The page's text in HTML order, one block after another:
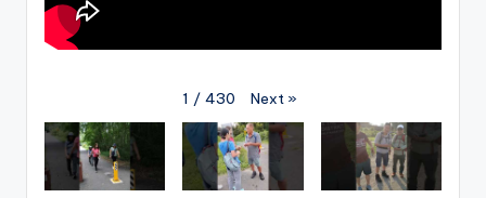
1 / 430 Next »